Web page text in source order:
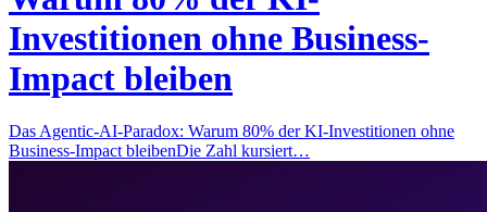
Investitionen ohne Business-
Impact bleiben
Das Agentic-AI-Paradox: Warum 80% der KI-Investitionen ohne
Business-Impact bleibenDie Zahl kursiert…